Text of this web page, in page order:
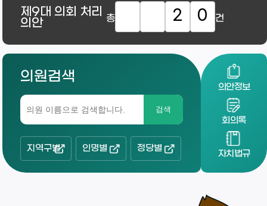
제9대 의회 처리
의안 총 2 0 건
의원검색
검색
지역구별 인명별 정당별
의안정보
회의록
자치법규